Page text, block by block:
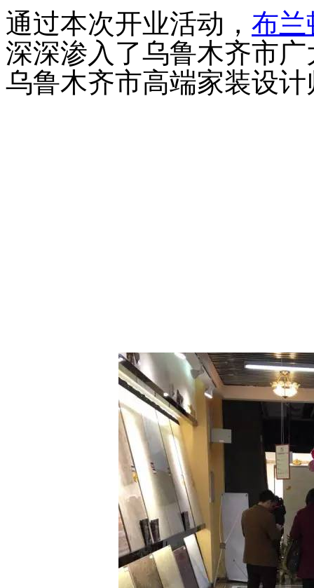
通过本次开业活动， 布
深深渗入了乌鲁木齐市
乌鲁木齐市高端家装设计